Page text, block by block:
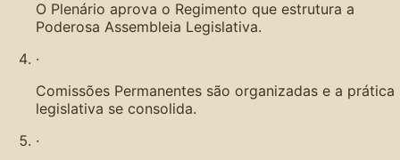
O Plenário aprova o Regimento que estrutura a
Poderosa Assembleia Legislativa.
·
Comissões Permanentes são organizadas e a prática
legislativa se consolida.
·